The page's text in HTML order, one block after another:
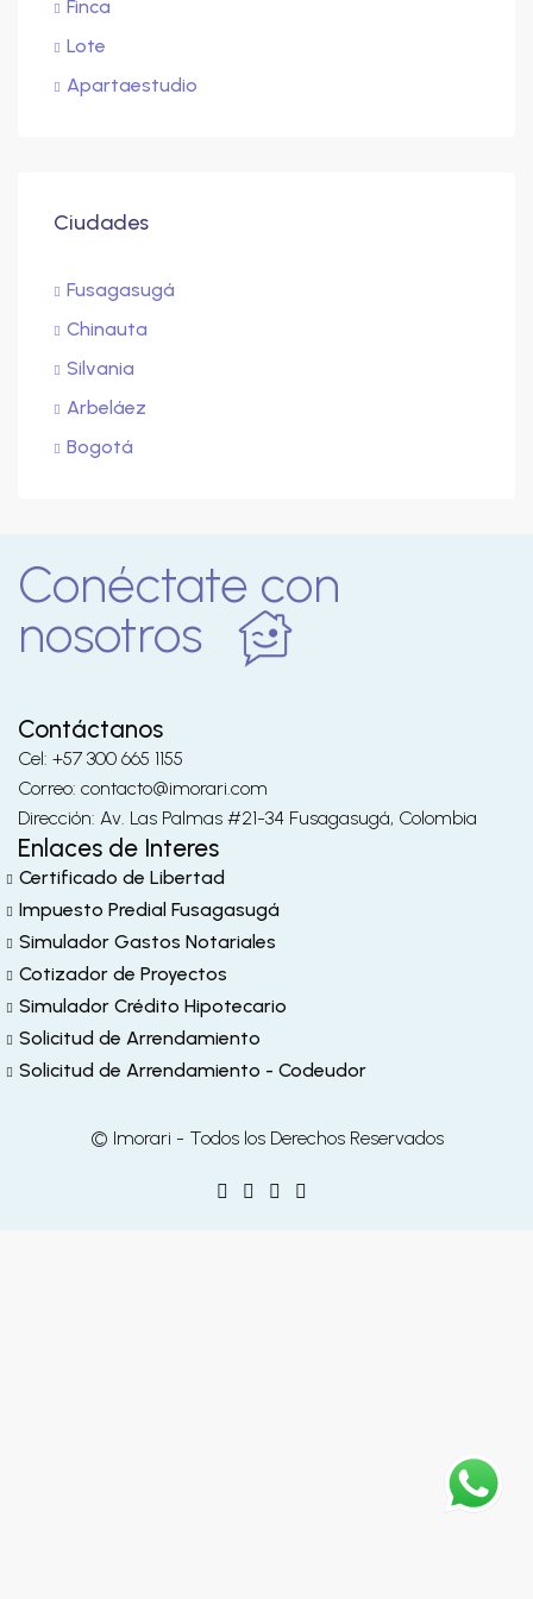
Finca
Lote
Apartaestudio
Ciudades
Fusagasugá
Chinauta
Silvania
Arbeláez
Bogotá
Conéctate con
nosotros
Contáctanos
Cel: +57 300 665 1155
Correo: contacto@imorari.com
Dirección: Av. Las Palmas #21-34 Fusagasugá, Colombia
Enlaces de Interes
Certificado de Libertad
Impuesto Predial Fusagasugá
Simulador Gastos Notariales
Cotizador de Proyectos
Simulador Crédito Hipotecario
Solicitud de Arrendamiento
Solicitud de Arrendamiento - Codeudor
© Imorari - Todos los Derechos Reservados